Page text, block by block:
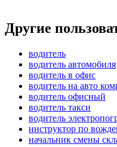
Другие
водитель
водитель автомобиля
водитель в офис
водитель на авто
водитель офисный
водитель такси
водитель
инструктор по
начальник смены